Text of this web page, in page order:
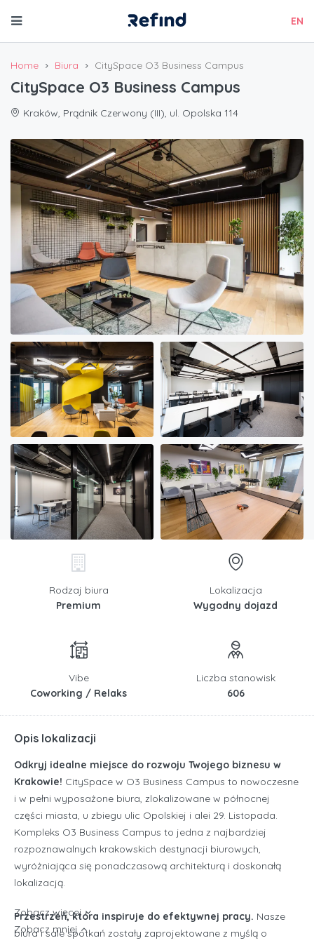
EN
Home Biura CitySpace O3 Business Campus
CitySpace O3 Business Campus
Kraków, Prądnik Czerwony (III), ul. Opolska 114
Rodzaj biura
Premium
Lokalizacja
Wygodny dojazd
Vibe
Coworking / Relaks
Liczba stanowisk
606
Opis lokalizacji
Odkryj idealne miejsce do rozwoju Twojego biznesu w
Krakowie! CitySpace w O3 Business Campus to nowoczesne
i w pełni wyposażone biura, zlokalizowane w północnej
części miasta, u zbiegu ulic Opolskiej i alei 29. Listopada.
Kompleks O3 Business Campus to jedna z najbardziej
rozpoznawalnych krakowskich destynacji biurowych,
wyróżniająca się ponadczasową architekturą i doskonałą
lokalizacją.
Przestrzeń, która inspiruje do efektywnej pracy. Nasze
biura i sale spotkań zostały zaprojektowane z myślą o
Zobacz więcej
Zobacz mniej